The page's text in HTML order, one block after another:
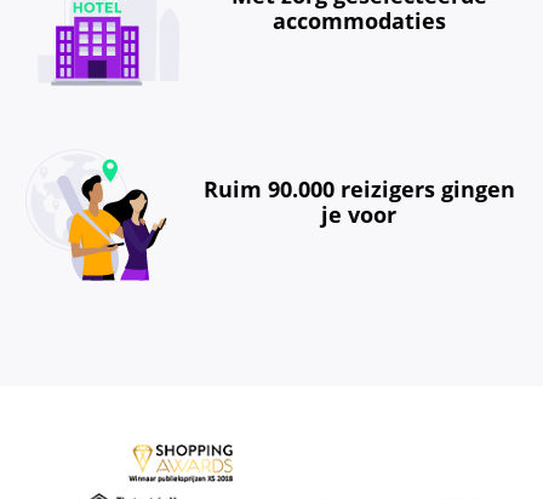
accommodaties
Ruim 90.000 reizigers gingen
je voor